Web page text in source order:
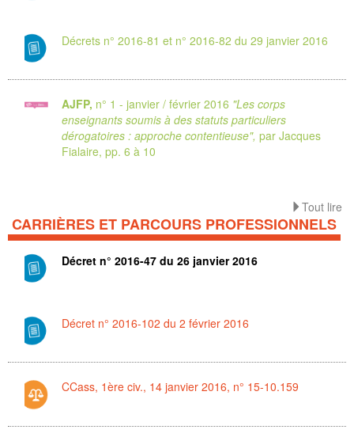
Décrets n° 2016-81 et n° 2016-82 du 29 janvier 2016
AJFP, n° 1 - janvier / février 2016 "Les corps
enseignants soumis à des statuts particuliers
dérogatoires : approche contentieuse", par Jacques
Fialaire, pp. 6 à 10
Tout lire
CARRIÈRES ET PARCOURS PROFESSIONNELS
Décret n° 2016-47 du 26 janvier 2016
Décret n° 2016-102 du 2 février 2016
CCass, 1ère civ., 14 janvier 2016, n° 15-10.159